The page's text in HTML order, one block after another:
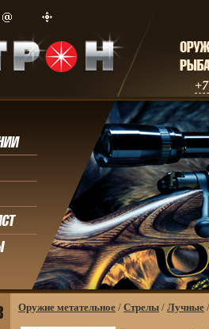
Оружие метательное / Стрелы / Лучные /